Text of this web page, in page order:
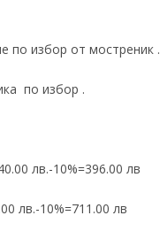
по избор от мостреник .
по избор .
лв.-10%=396.00 лв
лв.-10%=711.00 лв